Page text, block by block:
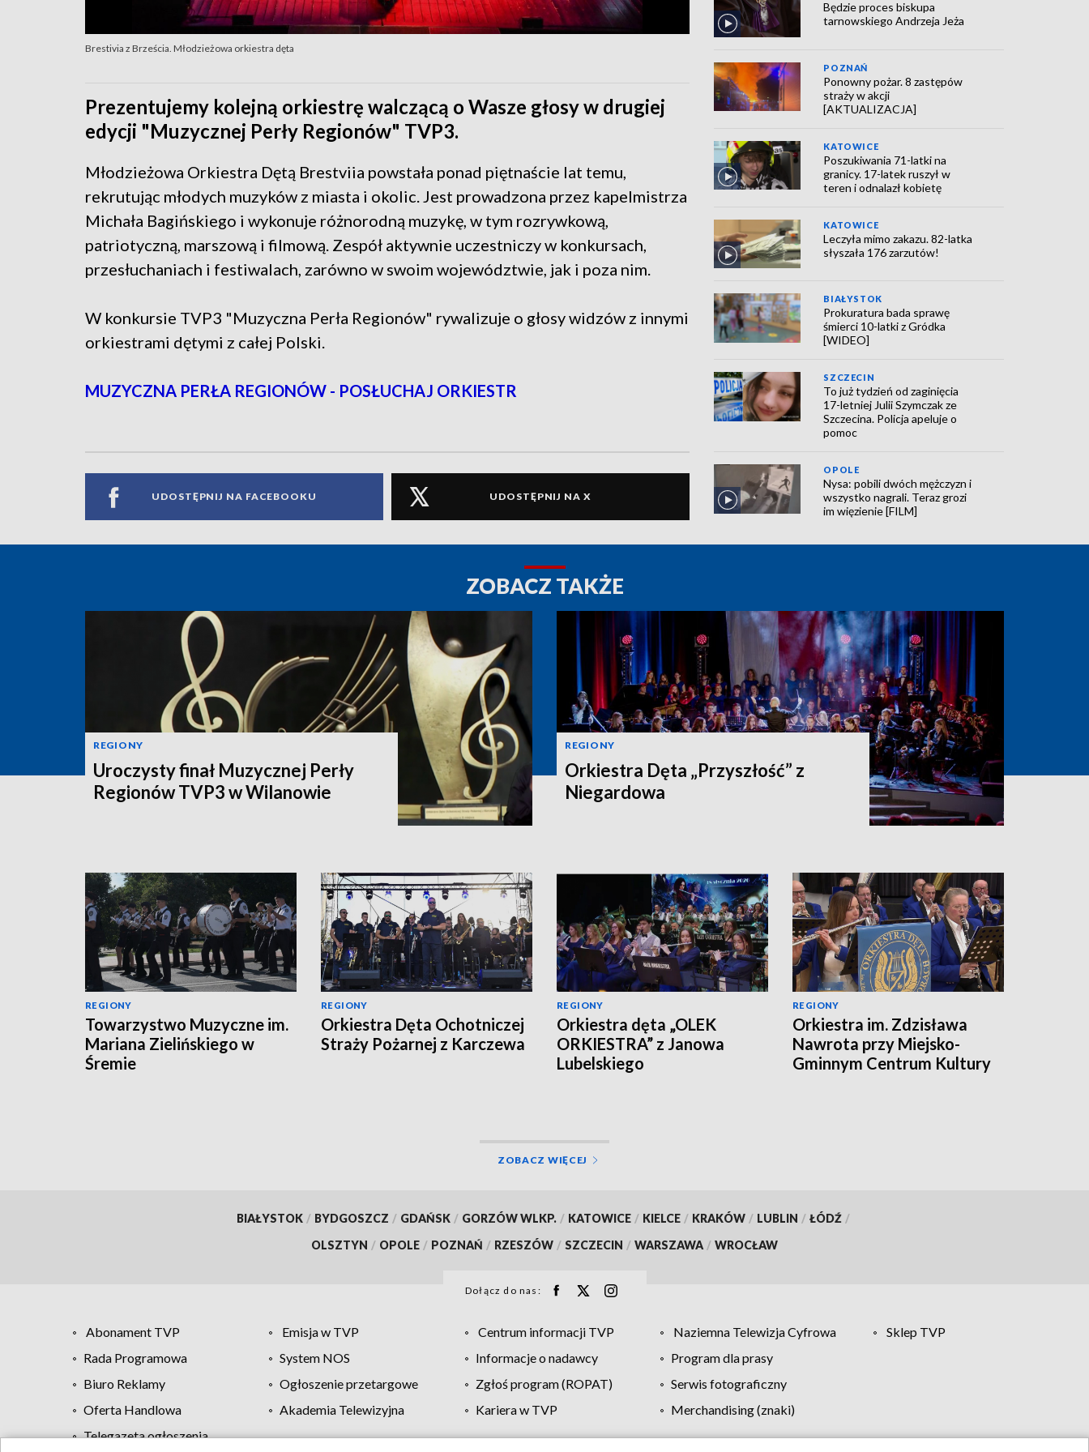
Brestivia z Brześcia. Młodzieżowa orkiestra dęta
Prezentujemy kolejną orkiestrę walczącą o Wasze głosy w drugiej
edycji "Muzycznej Perły Regionów" TVP3.
Młodzieżowa Orkiestra Dętą Brestviia powstała ponad piętnaście lat temu,
rekrutując młodych muzyków z miasta i okolic. Jest prowadzona przez kapelmistrza
Michała Bagińskiego i wykonuje różnorodną muzykę, w tym rozrywkową,
patriotyczną, marszową i filmową. Zespół aktywnie uczestniczy w konkursach,
przesłuchaniach i festiwalach, zarówno w swoim województwie, jak i poza nim.
W konkursie TVP3 "Muzyczna Perła Regionów" rywalizuje o głosy widzów z innymi
orkiestrami dętymi z całej Polski.
MUZYCZNA PERŁA REGIONÓW - POSŁUCHAJ ORKIESTR
UDOSTĘPNIJ NA FACEBOOKU UDOSTĘPNIJ NA X
Będzie proces biskupa
tarnowskiego Andrzeja Jeża
POZNAŃ
Ponowny pożar. 8 zastępów
straży w akcji
[AKTUALIZACJA]
KATOWICE
Poszukiwania 71-latki na
granicy. 17-latek ruszył w
teren i odnalazł kobietę
KATOWICE
Leczyła mimo zakazu. 82-latka
słyszała 176 zarzutów!
BIAŁYSTOK
Prokuratura bada sprawę
śmierci 10-latki z Gródka
[WIDEO]
SZCZECIN
To już tydzień od zaginięcia
17-letniej Julii Szymczak ze
Szczecina. Policja apeluje o
pomoc
OPOLE
Nysa: pobili dwóch mężczyzn i
wszystko nagrali. Teraz grozi
im więzienie [FILM]
ZOBACZ TAKŻE
REGIONY
Uroczysty finał Muzycznej Perły
Regionów TVP3 w Wilanowie
REGIONY
Orkiestra Dęta „Przyszłość” z
Niegardowa
REGIONY
Towarzystwo Muzyczne im.
Mariana Zielińskiego w
Śremie
REGIONY
Orkiestra Dęta Ochotniczej
Straży Pożarnej z Karczewa
REGIONY
Orkiestra dęta „OLEK
ORKIESTRA” z Janowa
Lubelskiego
REGIONY
Orkiestra im. Zdzisława
Nawrota przy Miejsko-
Gminnym Centrum Kultury
ZOBACZ WIĘCEJ
BIAŁYSTOK / BYDGOSZCZ / GDAŃSK / GORZÓW WLKP. / KATOWICE / KIELCE / KRAKÓW / LUBLIN / ŁÓDŹ /
OLSZTYN / OPOLE / POZNAŃ / RZESZÓW / SZCZECIN / WARSZAWA / WROCŁAW
Dołącz do nas:
Abonament TVP Emisja w TVP Centrum informacji TVP Naziemna Telewizja Cyfrowa
Sklep TVP
Rada Programowa
System NOS Informacje o nadawcy
Program dla prasy
Biuro Reklamy
Ogłoszenie przetargowe Zgłoś program (ROPAT)
Serwis fotograficzny
Oferta Handlowa
Akademia Telewizyjna Kariera w TVP
Merchandising (znaki)
Telegazeta ogłoszenia